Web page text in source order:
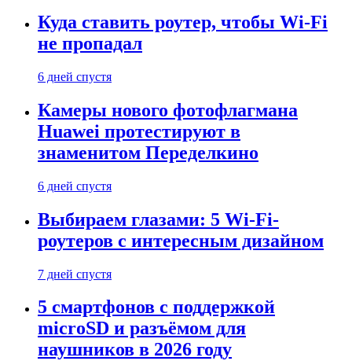
Куда ставить роутер, чтобы Wi-Fi
не пропадал
6 дней спустя
Камеры нового фотофлагмана
Huawei протестируют в
знаменитом Переделкино
6 дней спустя
Выбираем глазами: 5 Wi-Fi-
роутеров с интересным дизайном
7 дней спустя
5 смартфонов с поддержкой
microSD и разъёмом для
наушников в 2026 году